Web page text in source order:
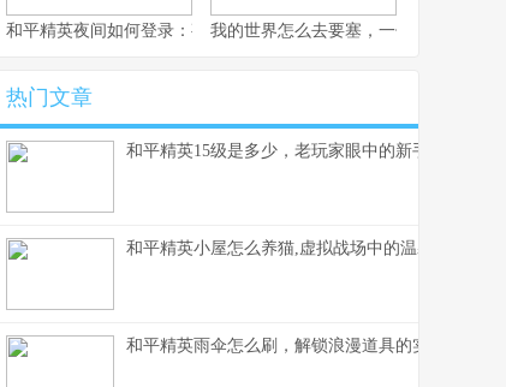
和平精英夜间如何登录：夜幕下的战术入口与静谧战场副标题,探
我的世界怎么去要塞，一份老玩家的寻
热门文章
和平精英15级是多少，老玩家眼中的新手门槛
和平精英小屋怎么养猫,虚拟战场中的温馨陪伴,副
和平精英雨伞怎么刷，解锁浪漫道具的实战指南